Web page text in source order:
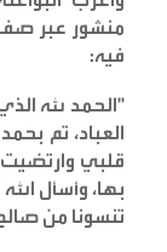
منشور عبر
فيه:
"الحمد لله
العباد، تم
قلبي
بها، وأسأل
تنسونا من